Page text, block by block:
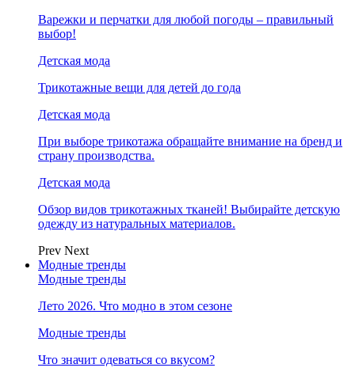
Варежки и перчатки для любой погоды – правильный
выбор!
Детская мода
Трикотажные вещи для детей до года
Детская мода
При выборе трикотажа обращайте внимание на бренд и
страну производства.
Детская мода
Обзор видов трикотажных тканей! Выбирайте детскую
одежду из натуральных материалов.
Prev Next
Модные тренды
Модные тренды
Лето 2026. Что модно в этом сезоне
Модные тренды
Что значит одеваться со вкусом?